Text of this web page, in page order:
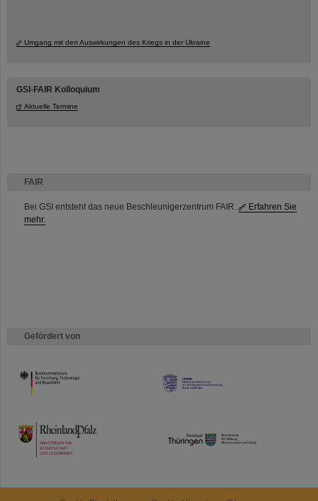
FAIR
Bei GSI entsteht das neue Beschleunigerzentrum FAIR.
Erfahren Sie
mehr.
Gefördert von
HMWK
TMWWDG
Umgang mit den Auswirkungen des Kriegs in der Ukraine
GSI-FAIR Kolloquium
Aktuelle Termine